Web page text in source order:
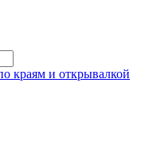
краям и открывалкой